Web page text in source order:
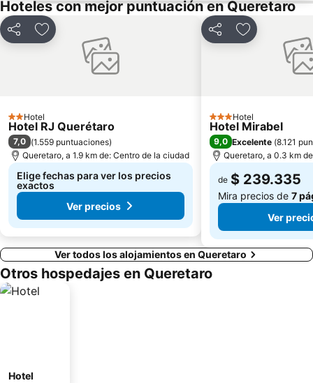
Hoteles con mejor puntuación en Queretaro
CompartirAgregar a favoritos
2 Estrellas
Hotel
Hotel RJ Querétaro
7,0 (1.559 puntuaciones)
Queretaro, a 1.9 km de: Centro de la ciudad
Elige fechas para ver los precios
exactos
Ver precios
CompartirAgregar a
3 Estrellas
Hotel
Hotel Mirabel
9,0 Excelente (8.121
Queretaro, a 0.3 km
de $ 239.335
Mira precios de 7
Ver
Ver todos los alojamientos en Queretaro
Otros hospedajes en Queretaro
Hotel